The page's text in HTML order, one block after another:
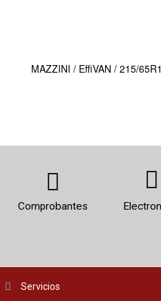
MAZZINI / EffiVAN / 215/
Comprobantes
Servicios